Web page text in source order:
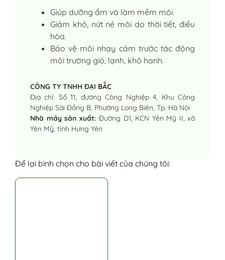
Giúp dưỡng ẩm và làm mềm môi.
Giảm khô, nứt nẻ môi do thời tiết, điều
hòa.
Bảo vệ môi nhạy cảm trước tác động
môi trường gió, lạnh, khô hanh.
CÔNG TY TNHH ĐẠI BẮC
Địa chỉ: Số 11, đường Công Nghiệp 4, Khu Công
Nghiệp Sài Đồng B, Phường Long Biên, Tp. Hà Nội
Nhà máy sản xuất: Đường D1, KCN Yên Mỹ II, xã
Yên Mỹ, tỉnh Hưng Yên
Để lại bình chọn cho bài viết của chúng tôi: